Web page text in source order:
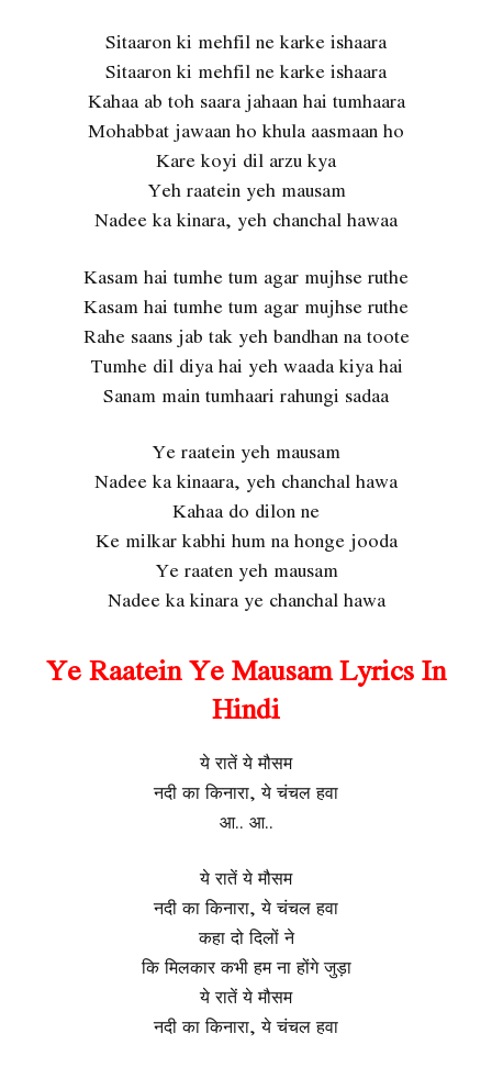
Sitaaron ki mehfil ne karke ishaara
Sitaaron ki mehfil ne karke ishaara
Kahaa ab toh saara jahaan hai tumhaara
Mohabbat jawaan ho khula aasmaan ho
Kare koyi dil arzu kya
Yeh raatein yeh mausam
Nadee ka kinara, yeh chanchal hawaa
Kasam hai tumhe tum agar mujhse ruthe
Kasam hai tumhe tum agar mujhse ruthe
Rahe saans jab tak yeh bandhan na toote
Tumhe dil diya hai yeh waada kiya hai
Sanam main tumhaari rahungi sadaa
Ye raatein yeh mausam
Nadee ka kinaara, yeh chanchal hawa
Kahaa do dilon ne
Ke milkar kabhi hum na honge jooda
Ye raaten yeh mausam
Nadee ka kinara ye chanchal hawa
Ye Raatein Ye Mausam Lyrics In
Hindi
ये रातें ये मौसम
नदी का किनारा, ये चंचल हवा
आ.. आ..
ये रातें ये मौसम
नदी का किनारा, ये चंचल हवा
कहा दो दिलों ने
कि मिलकार कभी हम ना होंगे जुड़ा
ये रातें ये मौसम
नदी का किनारा, ये चंचल हवा